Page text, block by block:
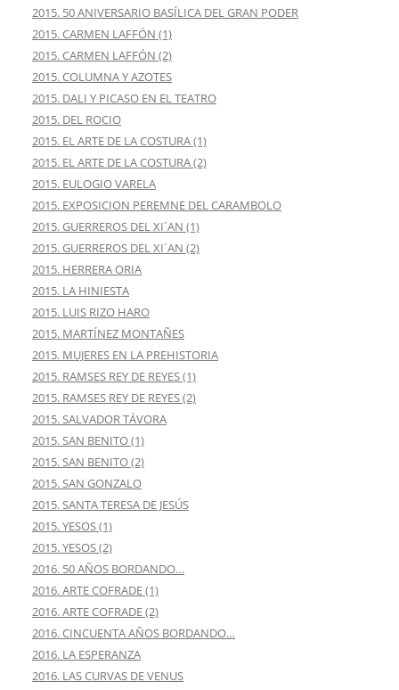
2015. 50 ANIVERSARIO BASÍLICA DEL GRAN PODER
2015. CARMEN LAFFÓN (1)
2015. CARMEN LAFFÓN (2)
2015. COLUMNA Y AZOTES
2015. DALI Y PICASO EN EL TEATRO
2015. DEL ROCIO
2015. EL ARTE DE LA COSTURA (1)
2015. EL ARTE DE LA COSTURA (2)
2015. EULOGIO VARELA
2015. EXPOSICION PEREMNE DEL CARAMBOLO
2015. GUERREROS DEL XI´AN (1)
2015. GUERREROS DEL XI´AN (2)
2015. HERRERA ORIA
2015. LA HINIESTA
2015. LUIS RIZO HARO
2015. MARTÍNEZ MONTAÑES
2015. MUJERES EN LA PREHISTORIA
2015. RAMSES REY DE REYES (1)
2015. RAMSES REY DE REYES (2)
2015. SALVADOR TÁVORA
2015. SAN BENITO (1)
2015. SAN BENITO (2)
2015. SAN GONZALO
2015. SANTA TERESA DE JESÚS
2015. YESOS (1)
2015. YESOS (2)
2016. 50 AÑOS BORDANDO…
2016. ARTE COFRADE (1)
2016. ARTE COFRADE (2)
2016. CINCUENTA AÑOS BORDANDO…
2016. LA ESPERANZA
2016. LAS CURVAS DE VENUS